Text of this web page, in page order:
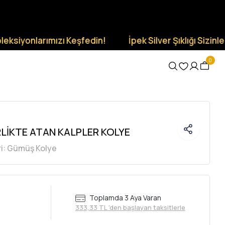
Keşfedin! İpek Silver Şıklığı Sizinle Olsun.
0
ATAN KALPLER KOLYE
Gümüş Kolye
Toplamda 3 Aya Varan
333,33 TL 'den başlayan taksitlerle